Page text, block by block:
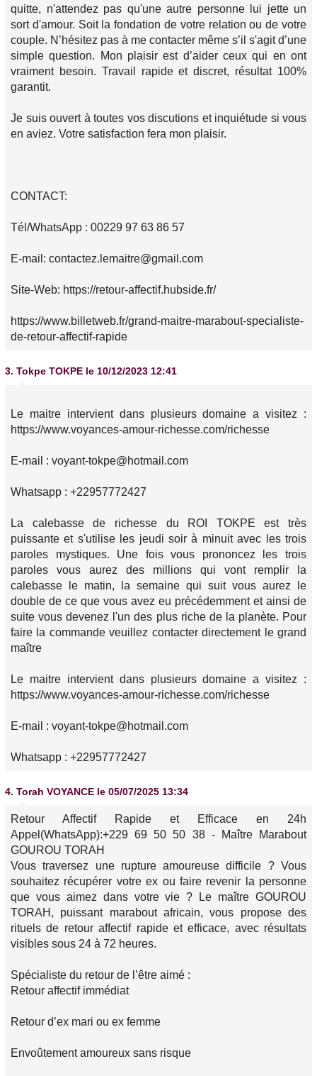
quitte, n'attendez pas qu'une autre personne lui jette un
sort d'amour. Soit la fondation de votre relation ou de votre
couple. N’hésitez pas à me contacter même s’il s'agit d’une
simple question. Mon plaisir est d’aider ceux qui en ont
vraiment besoin. Travail rapide et discret, résultat 100%
garantit.
Je suis ouvert à toutes vos discutions et inquiétude si vous
en aviez. Votre satisfaction fera mon plaisir.
CONTACT:
Tél/WhatsApp : 00229 97 63 86 57
E-mail: contactez.lemaitre@gmail.com
Site-Web: https://retour-affectif.hubside.fr/
https://www.billetweb.fr/grand-maitre-marabout-specialiste-
de-retour-affectif-rapide
3. Tokpe TOKPE le 10/12/2023 12:41
Le maitre intervient dans plusieurs domaine a visitez :
https://www.voyances-amour-richesse.com/richesse
E-mail : voyant-tokpe@hotmail.com
Whatsapp : +22957772427
La calebasse de richesse du ROI TOKPE est très
puissante et s'utilise les jeudi soir à minuit avec les trois
paroles mystiques. Une fois vous prononcez les trois
paroles vous aurez des millions qui vont remplir la
calebasse le matin, la semaine qui suit vous aurez le
double de ce que vous avez eu précédemment et ainsi de
suite vous devenez l'un des plus riche de la planète. Pour
faire la commande veuillez contacter directement le grand
maître
Le maitre intervient dans plusieurs domaine a visitez :
https://www.voyances-amour-richesse.com/richesse
E-mail : voyant-tokpe@hotmail.com
Whatsapp : +22957772427
4. Torah VOYANCE le 05/07/2025 13:34
Retour Affectif Rapide et Efficace en 24h
Appel(WhatsApp):+229 69 50 50 38 - Maître Marabout
GOUROU TORAH
Vous traversez une rupture amoureuse difficile ? Vous
souhaitez récupérer votre ex ou faire revenir la personne
que vous aimez dans votre vie ? Le maître GOUROU
TORAH, puissant marabout africain, vous propose des
rituels de retour affectif rapide et efficace, avec résultats
visibles sous 24 à 72 heures.
Spécialiste du retour de l’être aimé :
Retour affectif immédiat
Retour d’ex mari ou ex femme
Envoûtement amoureux sans risque